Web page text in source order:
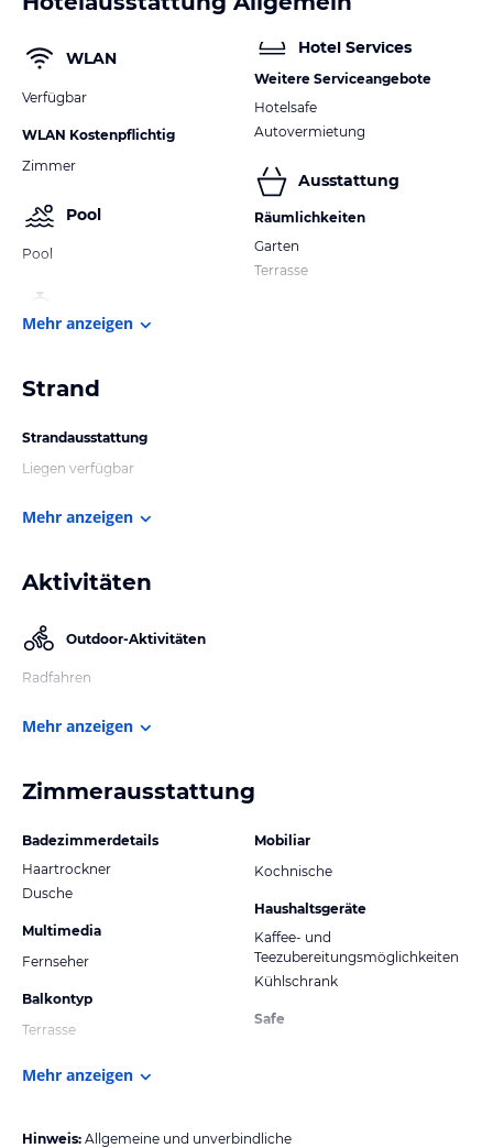
WLAN
Verfügbar
WLAN Kostenpflichtig
Zimmer
Pool
Pool
Hotel Services
Weitere Serviceangebote
Hotelsafe
Autovermietung
Ausstattung
Räumlichkeiten
Garten
Terrasse
Mehr anzeigen
Strand
Strandausstattung
Liegen verfügbar
Mehr anzeigen
Aktivitäten
Outdoor-Aktivitäten
Radfahren
Mehr anzeigen
Zimmerausstattung
Badezimmerdetails
Haartrockner
Dusche
Multimedia
Fernseher
Balkontyp
Terrasse
Mobiliar
Kochnische
Haushaltsgeräte
Kaffee- und
Teezubereitungsmöglichkeiten
Kühlschrank
Safe
Mehr anzeigen
Hinweis: Allgemeine und unverbindliche